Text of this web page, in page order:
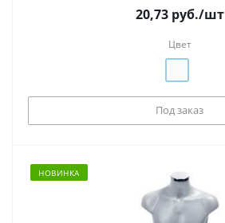
20,73руб./шт
Цвет
Под заказ
НОВИНКА